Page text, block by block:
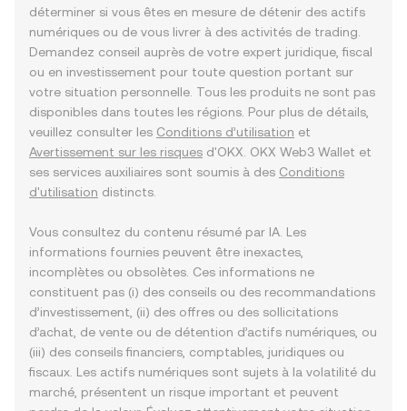
déterminer si vous êtes en mesure de détenir des actifs
numériques ou de vous livrer à des activités de trading.
Demandez conseil auprès de votre expert juridique, fiscal
ou en investissement pour toute question portant sur
votre situation personnelle. Tous les produits ne sont pas
disponibles dans toutes les régions. Pour plus de détails,
veuillez consulter les Conditions d’utilisation et
Avertissement sur les risques d'OKX. OKX Web3 Wallet et
ses services auxiliaires sont soumis à des Conditions
d'utilisation distincts.
Vous consultez du contenu résumé par IA. Les
informations fournies peuvent être inexactes,
incomplètes ou obsolètes. Ces informations ne
constituent pas (i) des conseils ou des recommandations
d’investissement, (ii) des offres ou des sollicitations
d’achat, de vente ou de détention d’actifs numériques, ou
(iii) des conseils financiers, comptables, juridiques ou
fiscaux. Les actifs numériques sont sujets à la volatilité du
marché, présentent un risque important et peuvent